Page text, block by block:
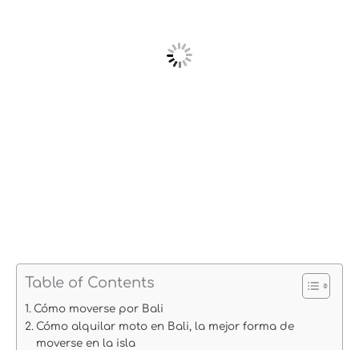
Table of Contents
Cómo moverse por Bali
Cómo alquilar moto en Bali, la mejor forma de
moverse en la isla